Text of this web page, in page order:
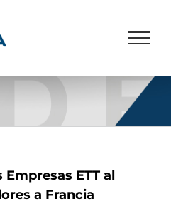
ETT al
a Francia